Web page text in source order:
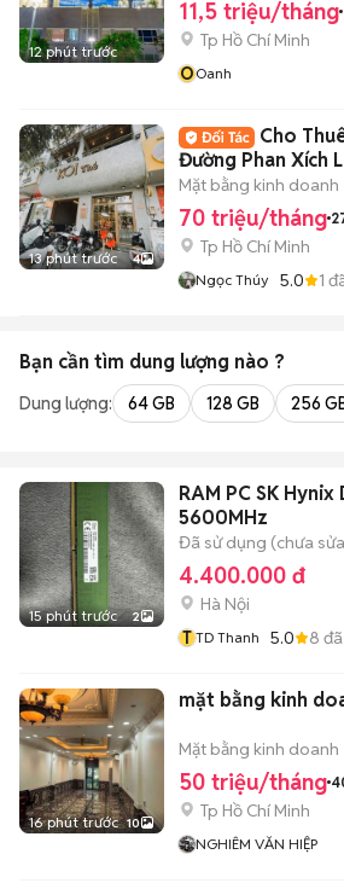
12 phút trước
11,5 triệu/tháng
Tp Hồ Chí Minh
OOanh
13 phút trước 4
Cho
Đường Phan Xích
Nhuận, DT: 6x15m
Mặt bằng kinh doanh
70 triệu/tháng
Tp Hồ Chí Minh
Ngọc Thúy 5.0 1
Bạn cần tìm dung lượng nào ?
Dung lượng: 64 GB 128 GB 256
15 phút trước 2
RAM PC SK Hynix
5600MHz
Đã sử dụng (chưa
4.400.000 đ
Hà Nội
T TD Thanh 5.0 8
16 phút trước 10
mặt bằng kinh
Mặt bằng kinh doanh
50 triệu/tháng
Tp Hồ Chí Minh
NGHIÊM VĂN HIỆP